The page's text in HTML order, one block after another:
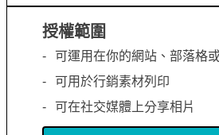
授權範圍
可運用在你的網站、部落格
可用於行銷素材列印
可在社交媒體上分享相片